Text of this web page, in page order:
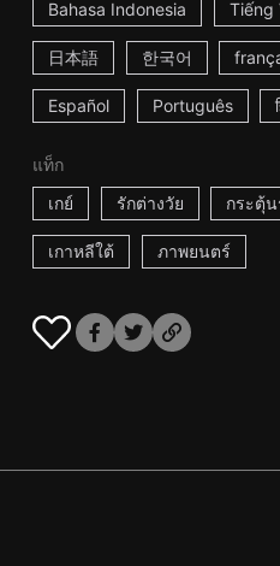
Bahasa Indonesia Tiếng
日本語 한국어
Español Português
แท็ก
เกย์
รักต่างวัย กระตุ้
เกาหลีใต้ ภาพยนตร์